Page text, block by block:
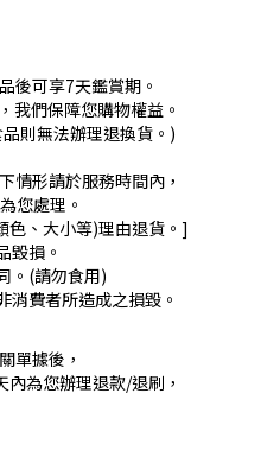
後可享7天鑑賞期。
我們保障您購物權益。
則無法辦理退換貨。)
情形請於服務時間內，
您處理。
色、大小等)理由退貨。]
毀損。
。(請勿食用)
消費者所造成之損毀。
單據後，
為您辦理退款/退刷，